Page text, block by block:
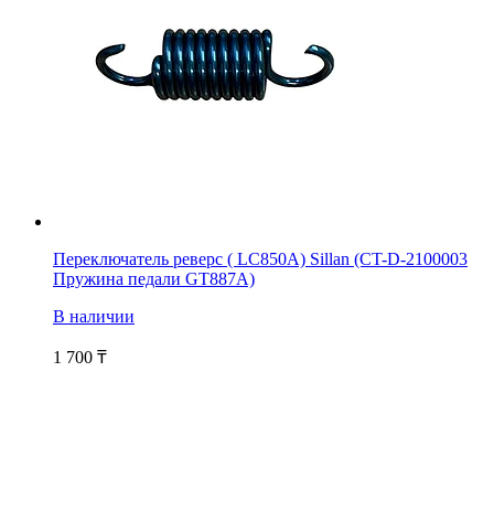
Переключатель реверс ( LC850A) Sillan (CT-D-2100003
Пружина педали GT887A)
В наличии
1 700 ₸